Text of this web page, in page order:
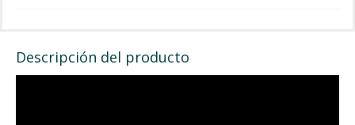
Descripción del producto